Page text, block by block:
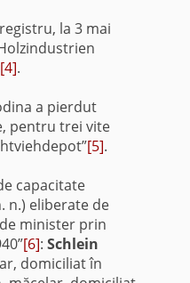
la 3 mai
[4].
a pierdut
pentru trei vite
[5].
capacitate
n.) eliberate de
minister prin
[6]: Schlein
domiciliat în